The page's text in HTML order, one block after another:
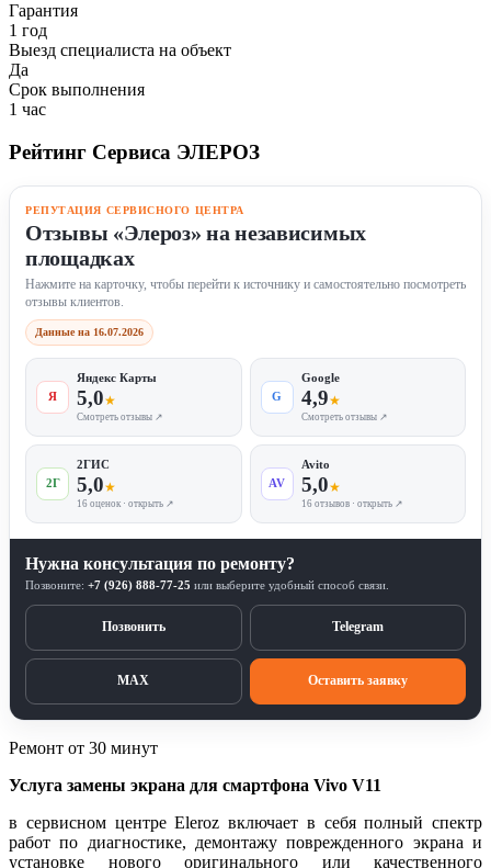
Гарантия
1 год
Выезд специалиста на объект
Да
Срок выполнения
1 час
Рейтинг Сервиса ЭЛЕРОЗ
РЕПУТАЦИЯ СЕРВИСНОГО ЦЕНТРА
Отзывы «Элероз» на независимых
площадках
Нажмите на карточку, чтобы перейти к источнику и самостоятельно посмотреть
отзывы клиентов.
Данные на 16.07.2026
Я
Яндекс Карты
5,0★
Смотреть отзывы ↗
G
Google
4,9★
Смотреть отзывы ↗
2Г
2ГИС
5,0★
16 оценок · открыть ↗
AV
Avito
5,0★
16 отзывов · открыть ↗
Нужна консультация по ремонту?
Позвоните: +7 (926) 888-77-25 или выберите удобный способ связи.
Позвонить Telegram
MAX Оставить заявку
Ремонт от 30 минут
Услуга замены экрана для смартфона Vivo V11
в сервисном центре Eleroz включает в себя полный спектр
работ по диагностике, демонтажу поврежденного экрана и
установке нового оригинального или качественного